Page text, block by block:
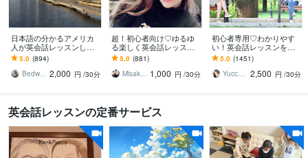
日本語の分かるアメリカ
人が英会話レッスンしま
す アメリカ出身でTEFL有
資格者が生きた英語を教
えますよ
5.0 (894)
Bedwards13 2,000 円 /30分
超！初心者向け♡ゆるゆ
る楽しく英会話レッスン
します あなたのペースで
ゆるゆる英会話レッスン
♡
5.0 (881)
Misaki_ Michelle 1,000 円 /30分
初心者専用♡わかりやす
い！英会話レッスンをし
ます 英会話の約8割は中学
英語！ゲーム感覚のメソ
ッドで楽しく上達♪
5.0 (1451)
Yucca（ゆっか）
2,500 円 /30分
英会話レッスンの定番サービス